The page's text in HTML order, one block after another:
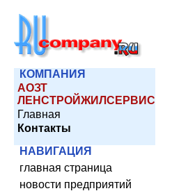
КОМПАНИЯ
АОЗТ
ЛЕНСТРОЙЖИЛСЕРВИС
Главная
Контакты
НАВИГАЦИЯ
главная страница
новости предприятий